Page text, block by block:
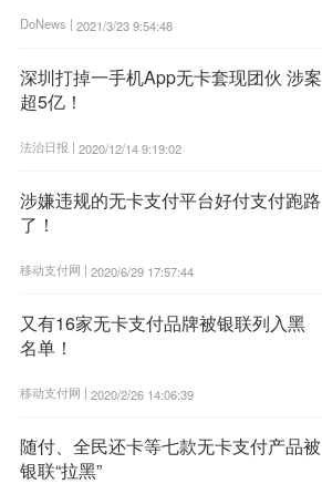
DoNews | 2021/3/23 9:54:48
深圳打掉一手机App无卡套现团伙 涉案
超5亿！
法治日报 | 2020/12/14 9:19:02
涉嫌违规的无卡支付平台好付支付跑路
了！
移动支付网 | 2020/6/29 17:57:44
又有16家无卡支付品牌被银联列入黑
名单！
移动支付网 | 2020/2/26 14:06:39
随付、全民还卡等七款无卡支付产品被
银联“拉黑”